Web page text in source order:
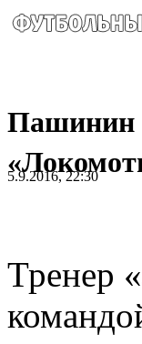
Пашинин
5.9.2016, 22:30
Тренер